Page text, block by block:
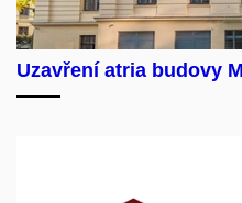
Uzavření atria budovy M